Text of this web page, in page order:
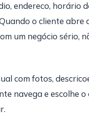
endereco, horário
o cliente abre
um negócio sério,
com fotos,
navega e escolhe o